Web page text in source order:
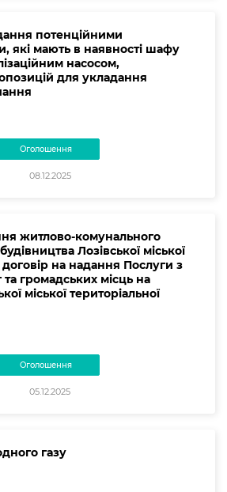
потенційними
які мають в наявності шафу
насосом,
для укладання
Оголошення
08.12.2025
житлово-комунального
Лозівської міської
на надання Послуги з
громадських місць на
міської територіальної
Оголошення
05.12.2025
газу